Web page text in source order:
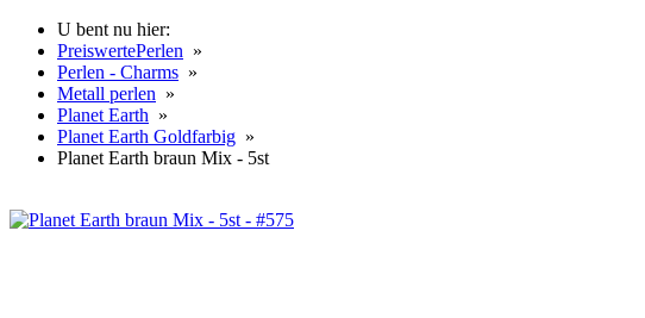
U bent nu hier:
PreiswertePerlen »
Perlen - Charms »
Metall perlen »
Planet Earth »
Planet Earth Goldfarbig »
Planet Earth braun Mix - 5st